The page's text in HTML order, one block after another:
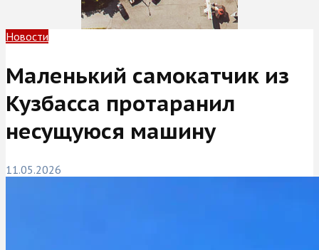
Новости
Маленький самокатчик из
Кузбасса протаранил
несущуюся машину
11.05.2026